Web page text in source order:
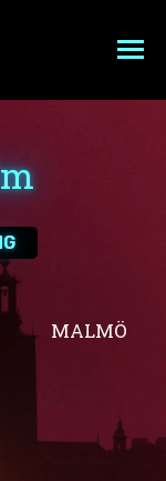
MALMÖ